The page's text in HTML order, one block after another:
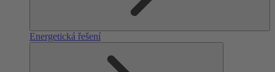
Energetická řešení